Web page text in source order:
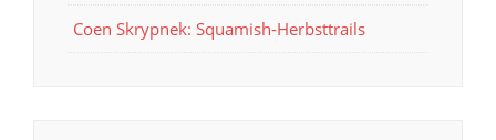
Coen Skrypnek: Squamish-Herbsttrails